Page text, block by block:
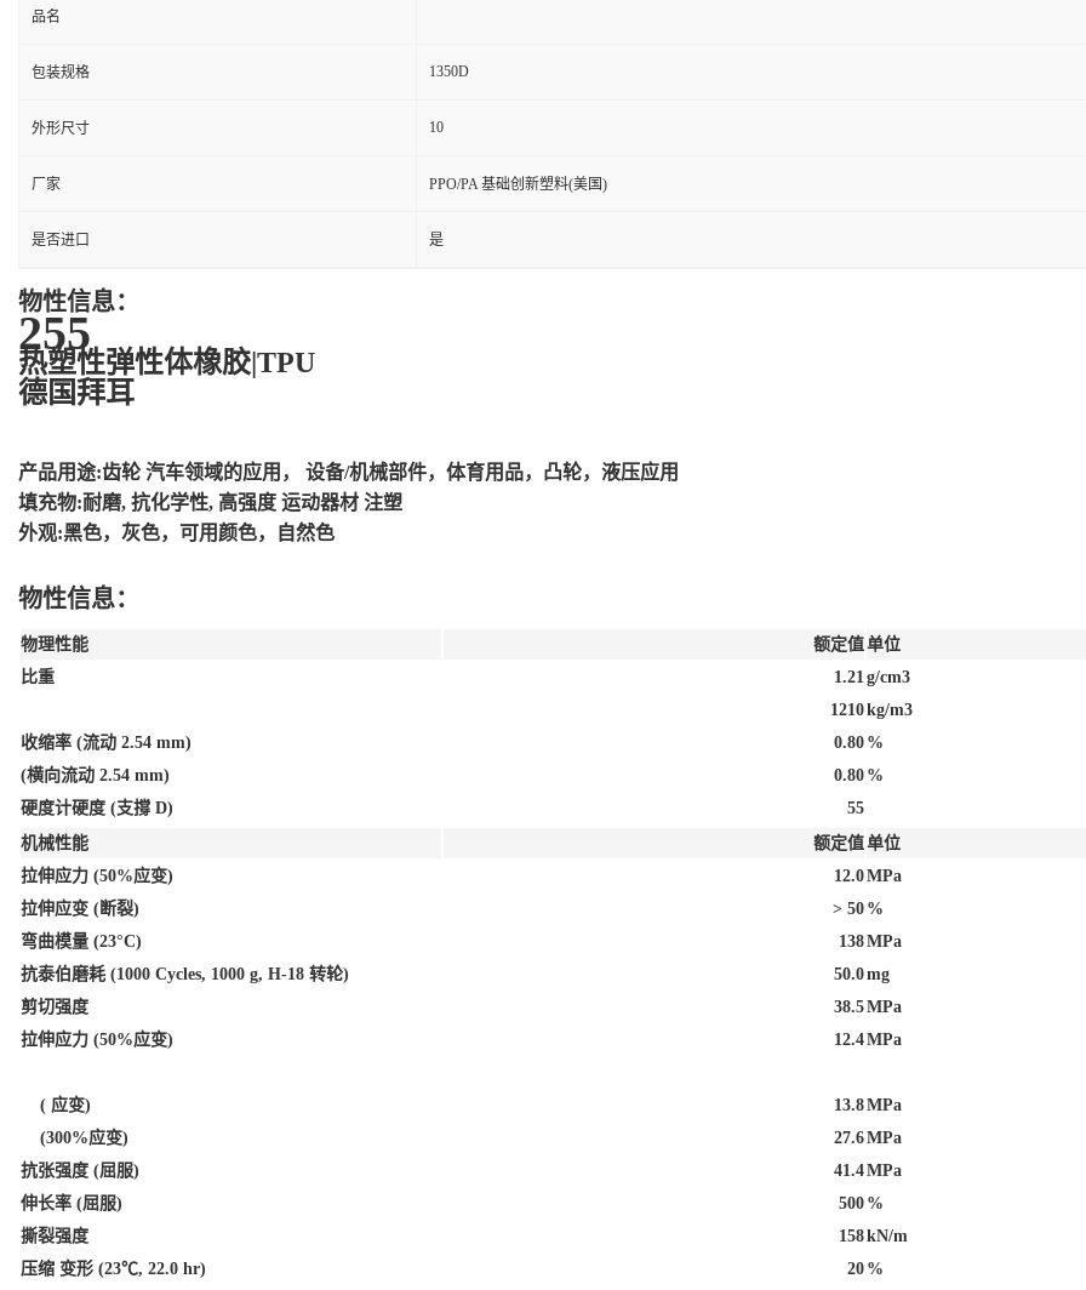
品名
包装规格 1350D
外形尺寸 10
厂家 PPO/PA 基础创新塑料(美国)
是否进口 是
物性信息：
255
热塑性弹性体橡胶|TPU
德国拜耳
产品用途:齿轮 汽车领域的应用， 设备/机械部件，体育用品，凸轮，液压应用
填充物:耐磨, 抗化学性, 高强度 运动器材 注塑
外观:黑色，灰色，可用颜色，自然色
物性信息：
物理性能 额定值单位
比重
1.21g/cm3
1210kg/m3
收缩率 (流动 2.54 mm)
0.80 %
(横向流动 2.54 mm)
0.80 %
硬度计硬度 (支撐 D)
55
机械性能
额定值单位
拉伸应力 (50%应变)
12.0MPa
拉伸应变 (断裂)
> 50 %
弯曲模量 (23°C)
138MPa
抗泰伯磨耗 (1000 Cycles, 1000 g, H-18 转轮)
50.0mg
剪切强度
38.5MPa
拉伸应力 (50%应变)
12.4MPa
( 应变)
13.8MPa
(300%应变)
27.6MPa
抗张强度 (屈服)
41.4MPa
伸长率 (屈服)
500 %
撕裂强度
158kN/m
压缩 变形 (23℃, 22.0 hr)
20 %